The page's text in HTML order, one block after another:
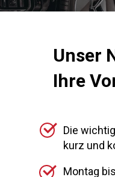
Unser
Ihre
Die
kurz und
Montag